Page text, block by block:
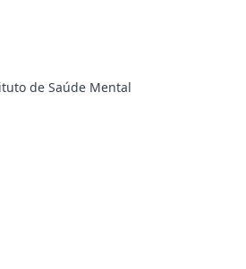
de Saúde Mental